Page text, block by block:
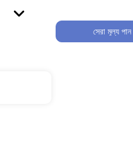
সেরা মূল্য পান